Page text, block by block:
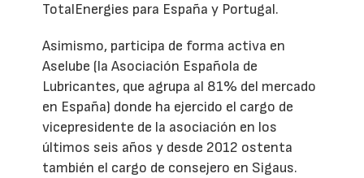
TotalEnergies para España y Portugal.
Asimismo, participa de forma activa en
Aselube (la Asociación Española de
Lubricantes, que agrupa al 81% del mercado
en España) donde ha ejercido el cargo de
vicepresidente de la asociación en los
últimos seis años y desde 2012 ostenta
también el cargo de consejero en Sigaus.